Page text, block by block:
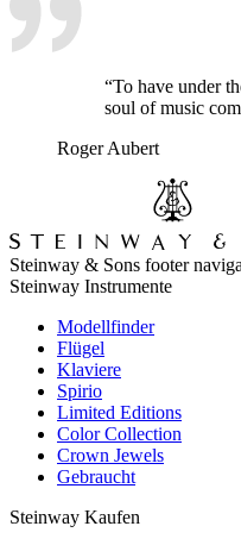
“To have under
soul of music
Roger Aubert
Steinway & Sons footer
Steinway Instrumente
Modellfinder
Flügel
Klaviere
Spirio
Limited Editions
Color Collection
Crown Jewels
Gebraucht
Steinway Kaufen